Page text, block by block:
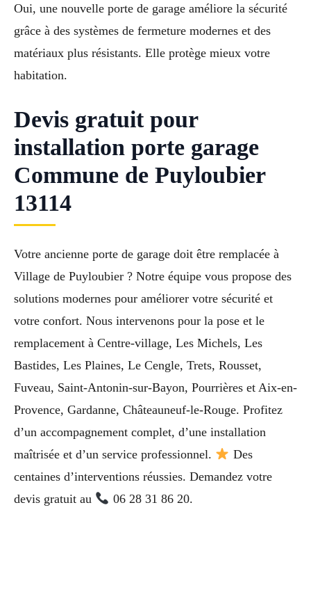
Oui, une nouvelle porte de garage améliore la sécurité
grâce à des systèmes de fermeture modernes et des
matériaux plus résistants. Elle protège mieux votre
habitation.
Devis gratuit pour
installation porte garage
Commune de Puyloubier
13114
Votre ancienne porte de garage doit être remplacée à
Village de Puyloubier ? Notre équipe vous propose des
solutions modernes pour améliorer votre sécurité et
votre confort. Nous intervenons pour la pose et le
remplacement à Centre-village, Les Michels, Les
Bastides, Les Plaines, Le Cengle, Trets, Rousset,
Fuveau, Saint-Antonin-sur-Bayon, Pourrières et Aix-en-
Provence, Gardanne, Châteauneuf-le-Rouge. Profitez
d’un accompagnement complet, d’une installation
maîtrisée et d’un service professionnel.
Des
centaines d’interventions réussies. Demandez votre
devis gratuit au
06 28 31 86 20.